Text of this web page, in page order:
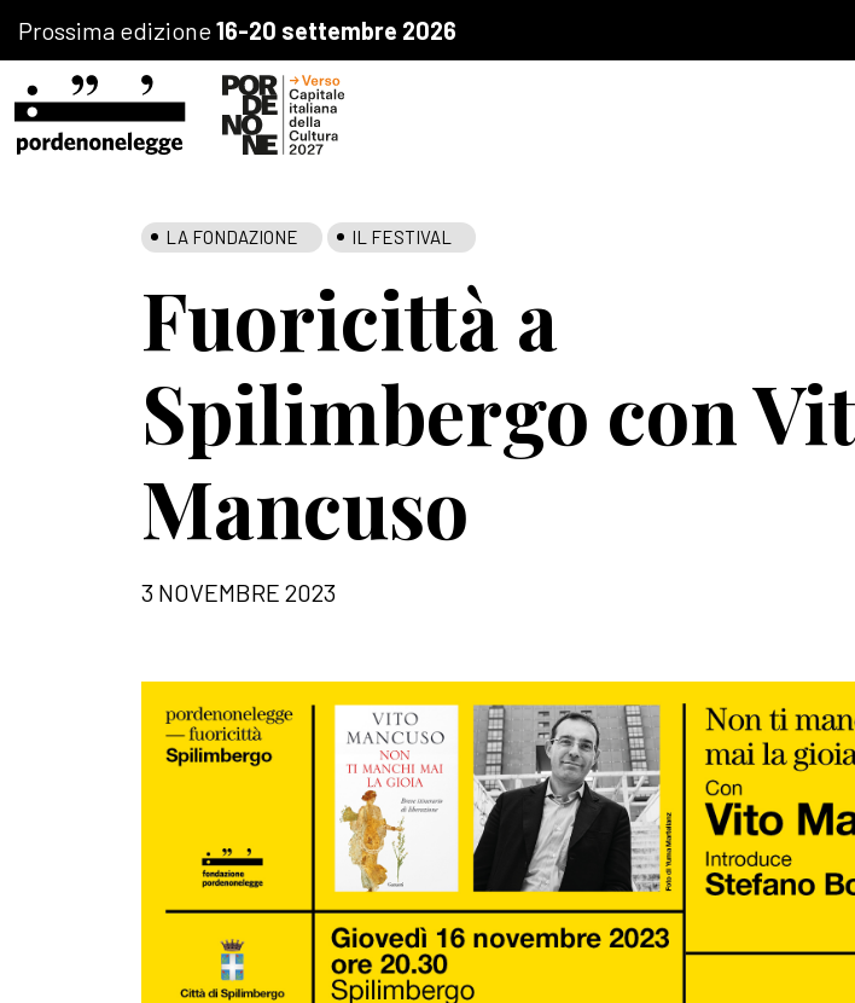
Prossima edizione16-20 settembre 2026
LA FONDAZIONE IL FESTIVAL
Fuoricittà a
Spilimbergo con
Mancuso
3 NOVEMBRE 2023